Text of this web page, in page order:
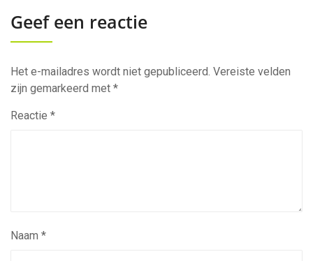
Geef een reactie
Het e-mailadres wordt niet gepubliceerd. Vereiste velden
zijn gemarkeerd met *
Reactie *
Naam *